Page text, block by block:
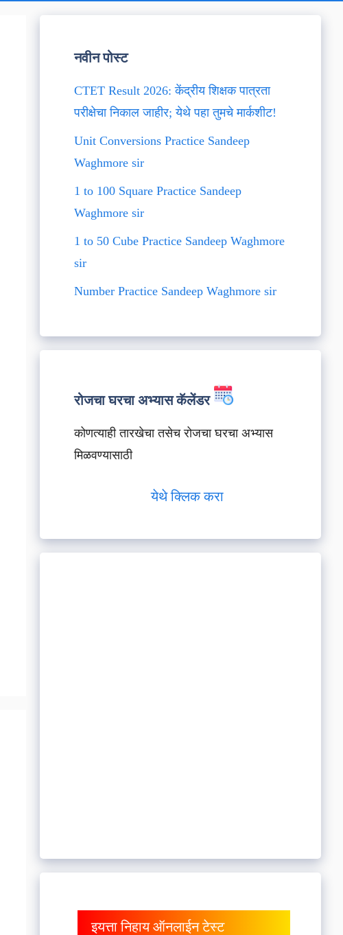
नवीन पोस्ट
CTET Result 2026: केंद्रीय शिक्षक पात्रता
परीक्षेचा निकाल जाहीर; येथे पहा तुमचे मार्कशीट!
Unit Conversions Practice Sandeep
Waghmore sir
1 to 100 Square Practice Sandeep
Waghmore sir
1 to 50 Cube Practice Sandeep Waghmore
sir
Number Practice Sandeep Waghmore sir
रोजचा घरचा अभ्यास कॅलेंडर
कोणत्याही तारखेचा तसेच रोजचा घरचा अभ्यास
मिळवण्यासाठी
येथे क्लिक करा
इयत्ता निहाय ऑनलाईन टेस्ट